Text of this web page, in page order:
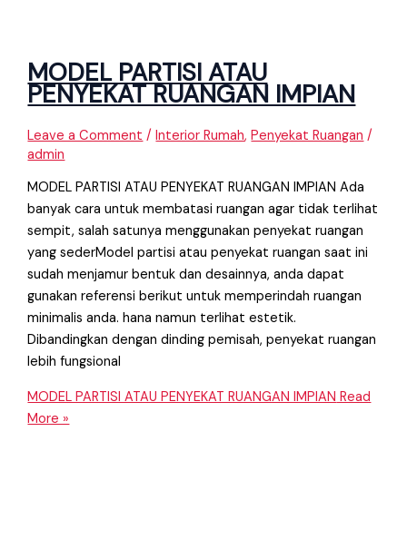
MODEL PARTISI ATAU
PENYEKAT RUANGAN IMPIAN
Leave a Comment /Interior Rumah,Penyekat Ruangan /
admin
MODEL PARTISI ATAU PENYEKAT RUANGAN IMPIAN Ada
banyak cara untuk membatasi ruangan agar tidak terlihat
sempit, salah satunya menggunakan penyekat ruangan
yang sederModel partisi atau penyekat ruangan saat ini
sudah menjamur bentuk dan desainnya, anda dapat
gunakan referensi berikut untuk memperindah ruangan
minimalis anda. hana namun terlihat estetik.
Dibandingkan dengan dinding pemisah, penyekat ruangan
lebih fungsional
MODEL PARTISI ATAU PENYEKAT RUANGAN IMPIAN Read
More »